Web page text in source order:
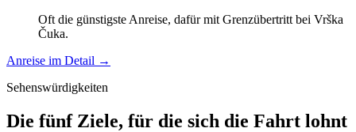
Oft die günstigste Anreise, dafür mit Grenzübertritt bei Vrška
Čuka.
Anreise im Detail →
Sehenswürdigkeiten
Die fünf Ziele, für die sich die Fahrt lohnt